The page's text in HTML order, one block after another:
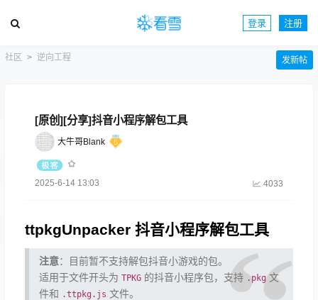
登录 注册
社区 逆向工程 发新帖
[原创][分享]抖音小程序解包工具
大牛哥Blank
2025-6-14 13:03 4033
ttpkgUnpacker 抖音小程序解包工具
注意：目前暂不支持解包抖音小游戏的包。
适用于文件开头为 TPKG 的抖音小程序包，支持 .pkg文
件和 .ttpkg.js 文件。